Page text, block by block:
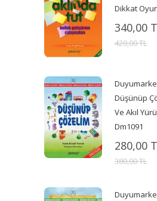
Dikkat
340,00
420,00 TL
Düşünüp
Ve Akıl
Dm1091
280,00
380,00 TL